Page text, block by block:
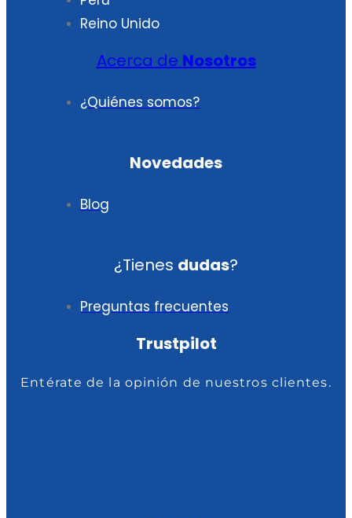
Reino Unido
Acerca de Nosotros
¿Quiénes somos?
Novedades
Blog
¿Tienes dudas?
Preguntas frecuentes
Trustpilot
Entérate de la opinión de nuestros clientes.